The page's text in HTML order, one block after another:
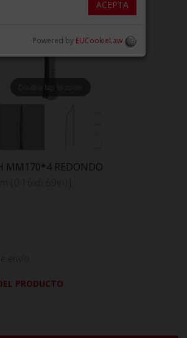
Double tap to zoom
MM170*4 REDONDO
PRODUCTO
ACEPTA
Powered by EUCookieLaw